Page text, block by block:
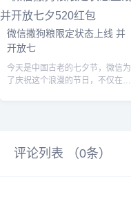
微信撒狗粮限定状态上线 并
开放七
今天是中国古老的七夕节，微信为
了庆祝这个浪漫的节日，不仅在红
评论列表 （0条）